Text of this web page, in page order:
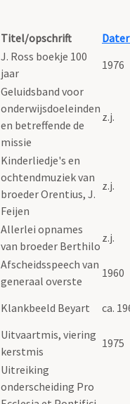
Titel/opschrift
J. Ross boekje 100
jaar
1976
Geluidsband voor
onderwijsdoeleinden
en betreffende de
missie
z.j.
Kinderliedje's en
ochtendmuziek van
broeder Orentius, J.
Feijen
z.j.
Allerlei opnames
van broeder Berthilo
z.j.
Afscheidsspeech van
generaal overste
1960
Klankbeeld Beyart
ca.
Uitvaartmis, viering
kerstmis
1975
Uitreiking
onderscheiding Pro